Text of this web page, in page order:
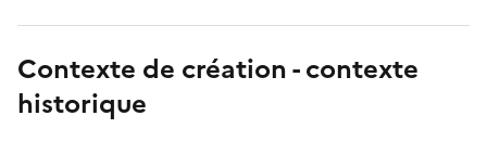
Contexte de création - contexte
historique